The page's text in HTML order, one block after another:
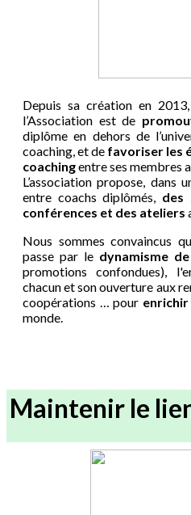
Depuis sa création en
l’Association est de
diplôme en dehors de
coaching, et de favoriser les
coachingentre ses membres
L’association propose, dans
entre coachs diplômés, des
conférences et des ateliers
Nous sommes convaincus
passe par le dynamisme
promotions confondues),
chacun et son ouverture aux
coopérations … pour
monde.
Maintenir le